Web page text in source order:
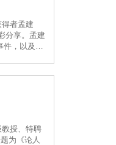
者孟建
分享。孟建
，以及金
授、特聘
为《论人